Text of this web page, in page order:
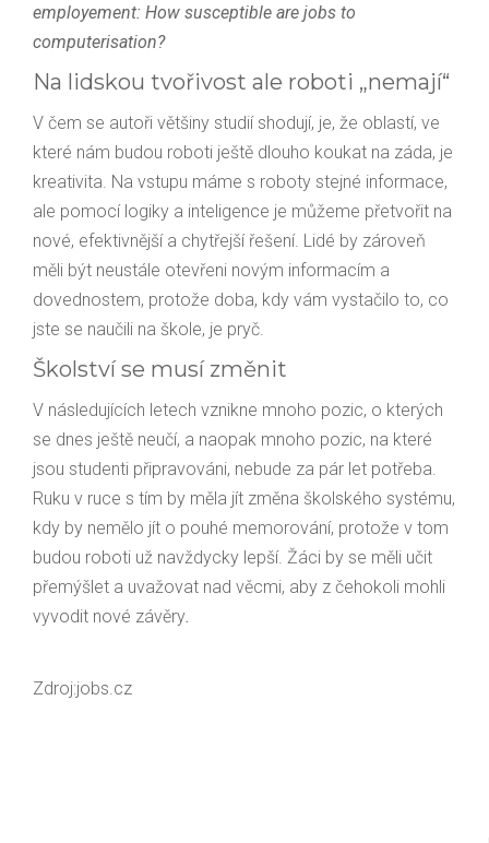
employement: How susceptible are jobs to
computerisation?
Na lidskou tvořivost ale roboti „nemají“
V čem se autoři většiny studií shodují, je, že oblastí, ve
které nám budou roboti ještě dlouho koukat na záda, je
kreativita. Na vstupu máme s roboty stejné informace,
ale pomocí logiky a inteligence je můžeme přetvořit na
nové, efektivnější a chytřejší řešení. Lidé by zároveň
měli být neustále otevřeni novým informacím a
dovednostem, protože doba, kdy vám vystačilo to, co
jste se naučili na škole, je pryč.
Školství se musí změnit
V následujících letech vznikne mnoho pozic, o kterých
se dnes ještě neučí, a naopak mnoho pozic, na které
jsou studenti připravováni, nebude za pár let potřeba.
Ruku v ruce s tím by měla jít změna školského systému,
kdy by nemělo jít o pouhé memorování, protože v tom
budou roboti už navždycky lepší. Žáci by se měli učit
přemýšlet a uvažovat nad věcmi, aby z čehokoli mohli
vyvodit nové závěry
Zdroj:jobs.cz